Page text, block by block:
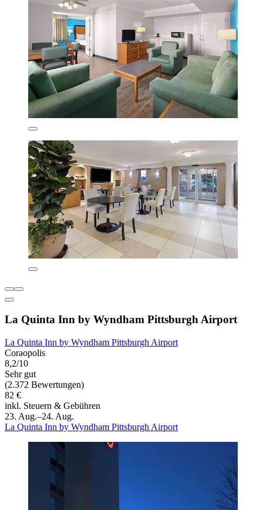
La Quinta Inn by Wyndham Pittsburgh Airport
La Quinta Inn by Wyndham Pittsburgh Airport
Coraopolis
8,2/10
Sehr gut
(2.372 Bewertungen)
82 €
inkl. Steuern & Gebühren
23. Aug.–24. Aug.
La Quinta Inn by Wyndham Pittsburgh Airport